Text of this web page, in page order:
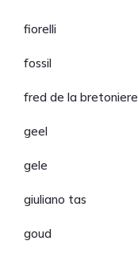
fiorelli
fossil
fred de la bretoniere
geel
gele
giuliano tas
goud